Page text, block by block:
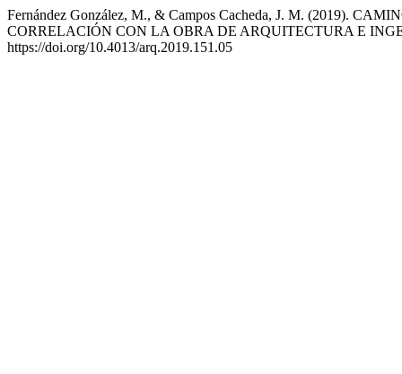
Fernández González, M., & Campos Cacheda, J. M. (2019).
CORRELACIÓN CON LA OBRA DE ARQUITECTURA E
https://doi.org/10.4013/arq.2019.151.05